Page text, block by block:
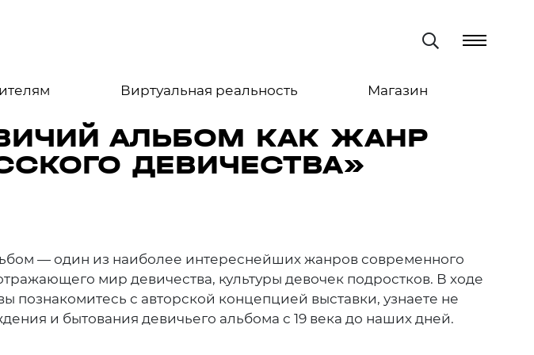
Виртуальная реальность Магазин
АЛЬБОМ КАК ЖАНР
ДЕВИЧЕСТВА»
— один из наиболее интереснейших жанров современного
мир девичества, культуры девочек подростков. В ходе
познакомитесь с авторской концепцией выставки, узнаете не
и бытования девичьего альбома с 19 века до наших дней.